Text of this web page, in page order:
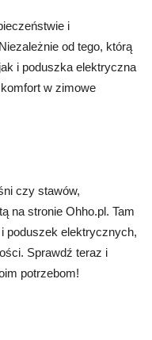
i
od tego, którą
i poduszka elektryczna
w zimowe
czy stawów,
na stronie Ohho.pl. Tam
poduszek elektrycznych,
Sprawdź teraz i
potrzebom!